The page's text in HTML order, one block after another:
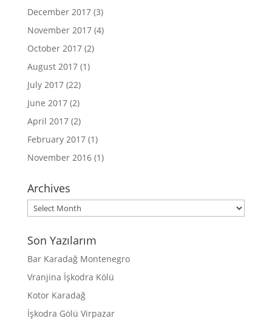
December 2017(3)
November 2017(4)
October 2017(2)
August 2017(1)
July 2017(22)
June 2017(2)
April 2017(2)
February 2017(1)
November 2016(1)
Archives
Archives
Son Yazılarım
Bar Karadağ Montenegro
Vranjina İşkodra Kölü
Kotor Karadağ
İşkodra Gölü Virpazar